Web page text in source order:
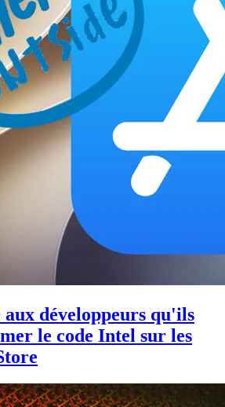
développeurs qu'ils
le code Intel sur les